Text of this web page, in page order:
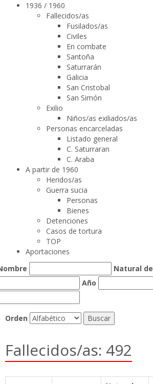
1936 / 1960
Fallecidos/as
Fusilados/as
Civiles
En combate
Santoña
Saturrarán
Galicia
San Cristobal
San Simón
Exilio
Niños/as exiliados/as
Personas encarceladas
Listado general
C. Saturraran
C. Araba
A partir de 1960
Heridos/as
Guerra sucia
Personas
Bienes
Detenciones
Casos de tortura
TOP
Aportaciones
Natural de
Año
Orden
Fallecidos/as: 492